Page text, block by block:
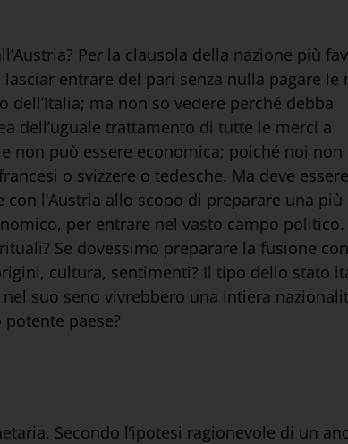
Per la clausola della nazione più
entrare del pari senza nulla pagare le
dell’Italia; ma non so vedere perché debba
dell’uguale trattamento di tutte le merci a
non può essere economica; poiché noi non
o svizzere o tedesche. Ma deve essere
l’Austria allo scopo di preparare una più
per entrare nel vasto campo politico.
Se dovessimo preparare la fusione con
cultura, sentimenti? Il tipo dello stato
suo seno vivrebbero una intiera
paese?
Secondo l’ipotesi ragionevole di un